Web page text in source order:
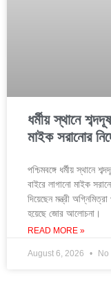
ধর্মীয় স্থানে
মাইক সরানোর
পশ্চিমবঙ্গে ধর্মীয় স্থানে
বাইরে লাগানো মাইক
দিয়েছেন মন্ত্রী
হয়েছে জোর আলোচনা।
READ MORE »
August 6, 2026